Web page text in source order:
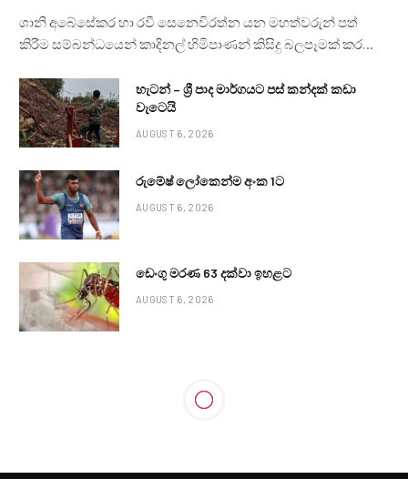
ශානි අබේසේකර හා රවී සෙනෙවිරත්න යන මහත්වරුන් පත්
කිරීම සම්බන්ධයෙන් කාදිනල් හිමිපාණන් කිසිදු බලපෑමක් කර…
හැටන් – ශ්‍රී පාද මාර්ගයට පස් කන්දක් කඩා
වැටෙයි
AUGUST 6, 2026
රුමේෂ් ලෝකෙන්ම අංක 1ට
AUGUST 6, 2026
ඩෙංගු මරණ 63 දක්වා ඉහළට
AUGUST 6, 2026